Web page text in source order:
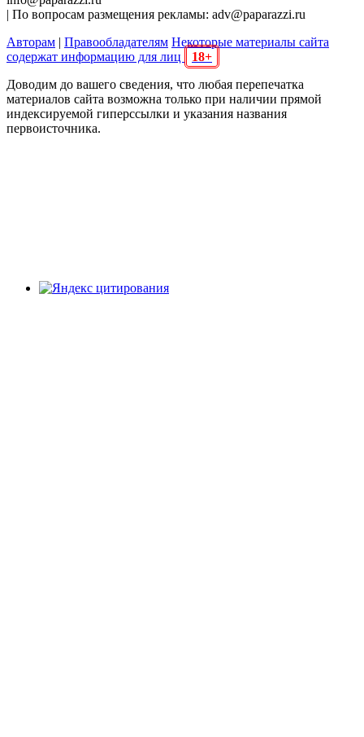
| По вопросам размещения рекламы: adv@paparazzi.ru
Авторам | Правообладателям Некоторые материалы сайта
содержат информацию для лиц
18+
Доводим до вашего сведения, что любая перепечатка
материалов сайта возможна только при наличии прямой
индексируемой гиперссылки и указания названия
первоисточника.